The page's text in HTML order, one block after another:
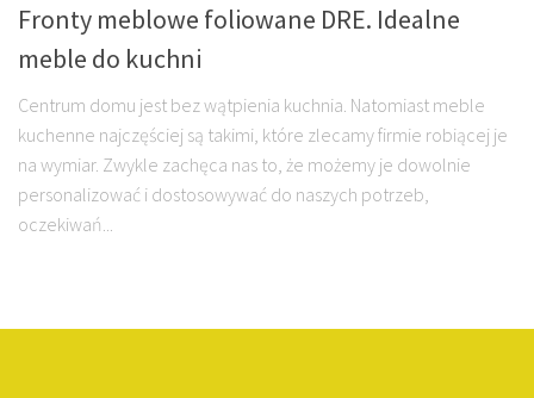
Fronty meblowe foliowane DRE. Idealne
meble do kuchni
Centrum domu jest bez wątpienia kuchnia. Natomiast meble
kuchenne najczęściej są takimi, które zlecamy firmie robiącej je
na wymiar. Zwykle zachęca nas to, że możemy je dowolnie
personalizować i dostosowywać do naszych potrzeb,
oczekiwań...